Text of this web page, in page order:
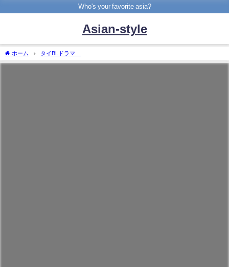
Who's your favorite asia?
Asian-style
ホーム タイBLドラマ